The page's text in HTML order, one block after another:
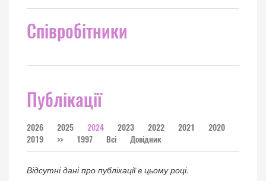
Співробітники
Публікації
2026 2025 2024 2023 2022 2021
2020
2019
>> 1997 Всі Довідник
Відсутні дані про публікації в цьому році.